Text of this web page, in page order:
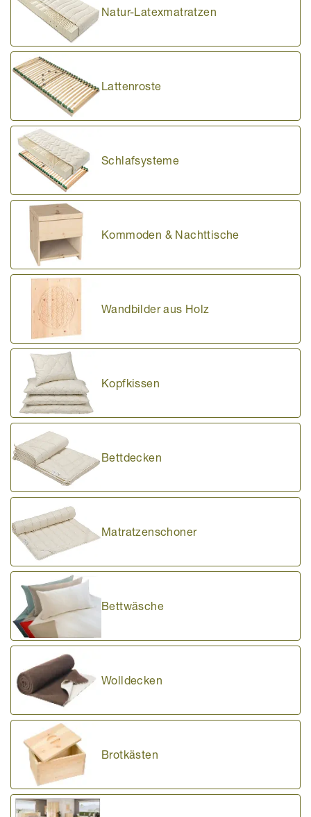
Natur-Latexmatratzen
Lattenroste
Schlafsysteme
Kommoden & Nachttische
Wandbilder aus Holz
Kopfkissen
Bettdecken
Matratzenschoner
Bettwäsche
Wolldecken
Brotkästen